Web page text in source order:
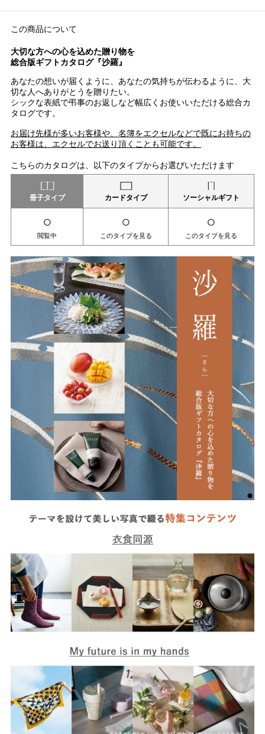
この商品について
大切な方への心を込めた贈り物を
総合版ギフトカタログ『沙羅』
あなたの想いが届くように、あなたの気持ちが伝わるように、大
切な人へありがとうを贈りたい。
シックな表紙で弔事のお返しなど幅広くお使いいただける総合カ
タログです。
お届け先様が多いお客様や、名簿をエクセルなどで既にお持ちの
お客様は、エクセルでお送り頂くことも可能です。
こちらのカタログは、以下のタイプからお選びいただけます
冊子タイプ カードタイプ ソーシャルギフト
○
閲覧中
○
このタイプを見る
○
このタイプを見る